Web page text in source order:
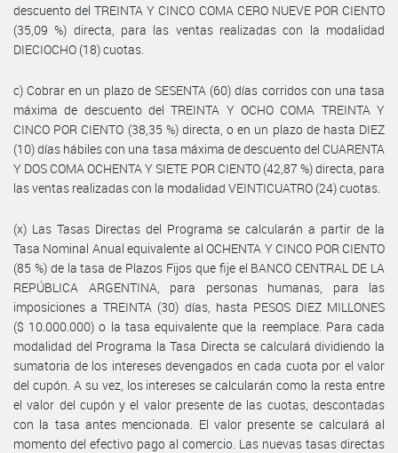
descuento del TREINTA Y CINCO COMA CERO NUEVE POR CIENTO
(35,09 %) directa, para las ventas realizadas con la modalidad
DIECIOCHO (18) cuotas.
c) Cobrar en un plazo de SESENTA (60) días corridos con una tasa
máxima de descuento del TREINTA Y OCHO COMA TREINTA Y
CINCO POR CIENTO (38,35 %) directa, o en un plazo de hasta DIEZ
(10) días hábiles con una tasa máxima de descuento del CUARENTA
Y DOS COMA OCHENTA Y SIETE POR CIENTO (42,87 %) directa, para
las ventas realizadas con la modalidad VEINTICUATRO (24) cuotas.
(x) Las Tasas Directas del Programa se calcularán a partir de la
Tasa Nominal Anual equivalente al OCHENTA Y CINCO POR CIENTO
(85 %) de la tasa de Plazos Fijos que fije el BANCO CENTRAL DE LA
REPÚBLICA ARGENTINA, para personas humanas, para las
imposiciones a TREINTA (30) días, hasta PESOS DIEZ MILLONES
($ 10.000.000) o la tasa equivalente que la reemplace. Para cada
modalidad del Programa la Tasa Directa se calculará dividiendo la
sumatoria de los intereses devengados en cada cuota por el valor
del cupón. A su vez, los intereses se calcularán como la resta entre
el valor del cupón y el valor presente de las cuotas, descontadas
con la tasa antes mencionada. El valor presente se calculará al
momento del efectivo pago al comercio. Las nuevas tasas directas